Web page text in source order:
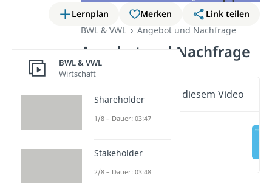
Lernplan Merken
Link teilen
BWL & VWL
Angebot und Nachfrage
Angebot und Nachfrage
Wichtige Inhalte in diesem Video
BWL & VWL
Wirtschaft
Shareholder
1/8 – Dauer: 03:47
Stakeholder
2/8 – Dauer: 03:48